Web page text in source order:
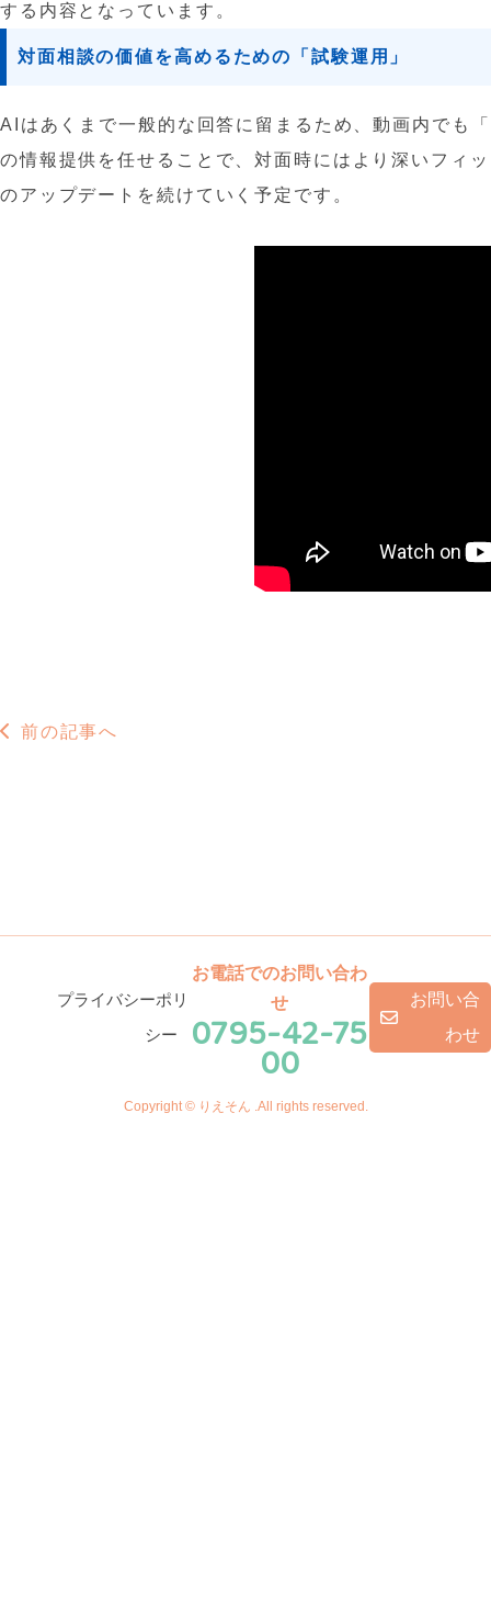
する内容となっています。
対面相談の価値を高めるための「試験運用」
AIはあくまで一般的な回答に留まるため、動画内でも
の情報提供を任せることで、対面時にはより深いフィ
のアップデートを続けていく予定です。
前の記事へ
プライバシーポリ
シー
お電話でのお問い合わ
せ
0795-42-75
00
お問い合
わせ
Copyright © りえそん .All rights reserved.